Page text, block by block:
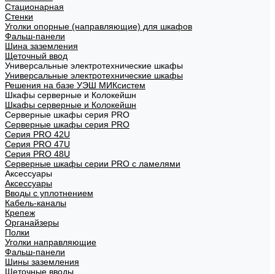
Стационарная
Стенки
Уголки опорные (направляющие) для шкафов
Фальш-панели
Шина заземления
Щеточный ввод
Универсальные электротехнические шкафы
Универсальные электротехнические шкафы
Решения на базе УЭШ МИКсистем
Шкафы серверные и Колокейшн
Шкафы серверные и Колокейшн
Серверные шкафы серия PRO
Серверные шкафы серия PRO
Серия PRO 42U
Серия PRO 47U
Серия PRO 48U
Серверные шкафы серии PRO с ламелями
Аксессуары
Аксессуары
Вводы с уплотнением
Кабель-каналы
Крепеж
Органайзеры
Полки
Уголки направляющие
Фальш-панели
Шины заземления
Щеточные вводы